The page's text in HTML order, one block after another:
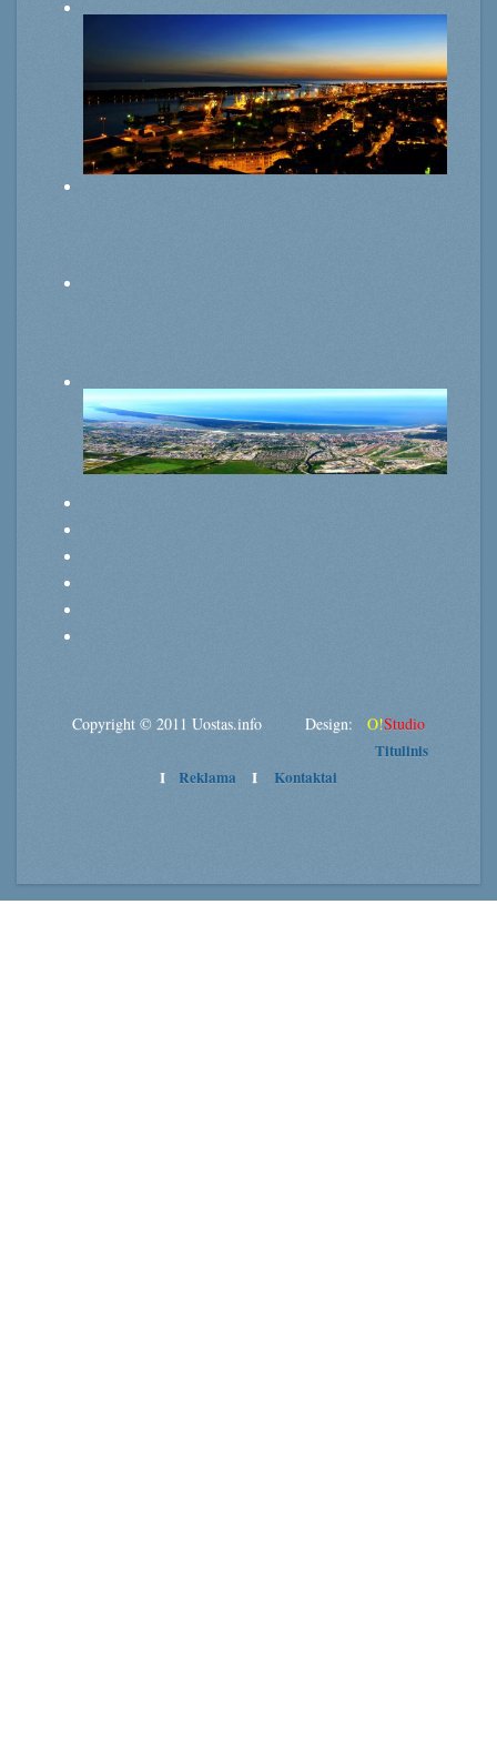
Copyright © 2011 Uostas.info Design: O!Studio
Titulinis
I Reklama I Kontaktai